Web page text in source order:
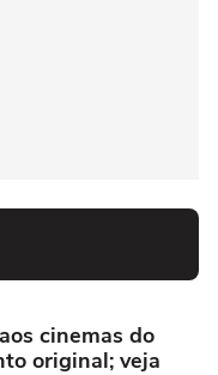
cinemas do
original; veja